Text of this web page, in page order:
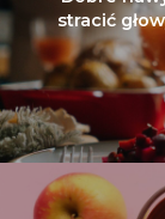
stracić